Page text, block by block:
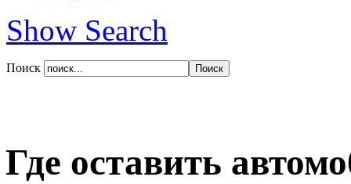
Show Search
Поиск
Где оставить